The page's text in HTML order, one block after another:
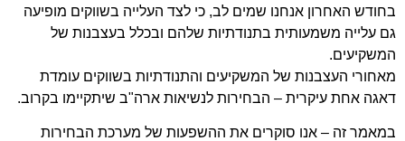
בחודש האחרון אנחנו שמים לב, כי לצד העלייה בשווקים מופיעה
גם עלייה משמעותית בתנודתיות שלהם ובכלל בעצבנות של
המשקיעים.
מאחורי העצבנות של המשקיעים והתנודתיות בשווקים עומדת
דאגה אחת עיקרית – הבחירות לנשיאות ארה"ב שיתקיימו בקרוב.
במאמר זה – אנו סוקרים את ההשפעות של מערכת הבחירות